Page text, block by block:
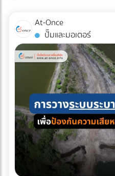
ความเสี่ยงที่คุ้มค่า: ลดอัตราขอ
ป้องกันปัญหาสินค้าไม่ได้สเปก
ซึ่งหากสีหรือกลิ่นเพี้ยนไป ฝ่าย
แบตช์ ทำให้เสียทั้งเงินและเวล
(Product Consistency): กา
โรงงานควบคุมมาตรฐานของสิ
ง่ายขึ้น ไม่ว่าจะเป็นเครื่องดื่มบ
จะเหมือนเดิมทุกรอบการผลิต ยื
Shelf Life): มัทฉะที่ถูกควบคุ
จะมีอายุการจัดเก็บในคลังสินค้
จัดซื้อบริหารจัดการรอบการสั่ง
บทสรุป คุณภาพของเครื่องดื่มห
สายพานการผลิตในโรงงาน แ
เหมาคันสำหรับทริปต่อไปอยู่หรือ
ค้นหาบริษัทให้ เช่ารถบัสนิติบุคค
ได้ 100% บนแพลตฟอร์ม At-
มาใช้ระบบรถลำเลียงอัตโนมัติ
อัตโนมัติ (AGV) เข้ามาใช้วิ่งส่
ได้มหาศาล แต่เนื่องจากหุ่นยน
เวลา การเตรียมพื้นที่จึงต้องรัดกุมเป็นพิเศ
และทำพื้นผิวให้เรียบ: ระบบนำท
เหล็กหรือระบบนำทางด้วยเลเ
พื้นผิวที่เรียบ ไม่มีหลุมบ่อ และ
กำหนดทางวิ่งและจัดระเบียบ
AGV ให้ชัดเจน โดยเว้นระยะห่
(Pedestrian Walkway) อย่าง
ต้องมีป้ายเตือนในจุดตัดหรือท
พื้นที่สถานีชาร์จไฟอัตโนมัติ
At-Once
ปั๊มและมอเตอร์